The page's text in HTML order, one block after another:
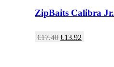
ZipBaits Calibra Jr.
€17.40 €13.92